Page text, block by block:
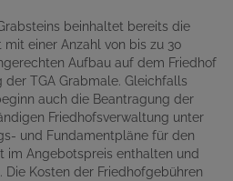
beinhaltet bereits die
einer Anzahl von bis zu 30
Aufbau auf dem Friedhof
der TGA Grabmale. Gleichfalls
auch die Beantragung der
Friedhofsverwaltung unter
und Fundamentpläne für den
im Angebotspreis enthalten und
Kosten der Friedhofgebühren